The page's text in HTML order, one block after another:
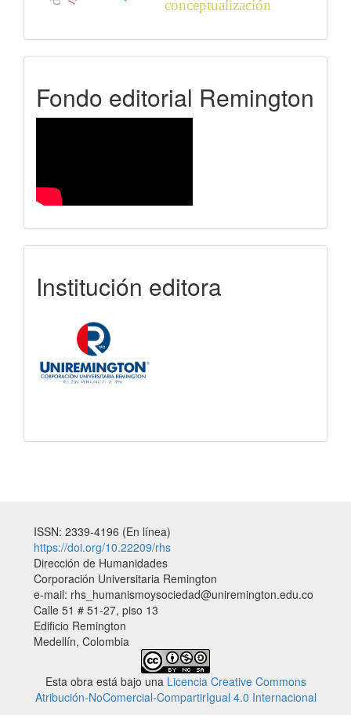
conceptualización
Fondo editorial Remington
Institución editora
ISSN: 2339-4196 (En línea)
https://doi.org/10.22209/rhs
Dirección de Humanidades
Corporación Universitaria Remington
e-mail: rhs_humanismoysociedad@uniremington.edu.co
Calle 51 # 51-27, piso 13
Edificio Remington
Medellín, Colombia
Esta obra está bajo una Licencia Creative Commons
Atribución-NoComercial-CompartirIgual 4.0 Internacional